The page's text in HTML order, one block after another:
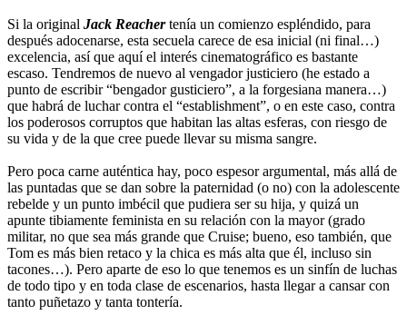
Si la original Jack Reachertenía un comienzo espléndido, para
después adocenarse, esta secuela carece de esa inicial (ni final…)
excelencia, así que aquí el interés cinematográfico es bastante
escaso. Tendremos de nuevo al vengador justiciero (he estado a
punto de escribir “bengador gusticiero”, a la forgesiana manera…)
que habrá de luchar contra el “establishment”, o en este caso, contra
los poderosos corruptos que habitan las altas esferas, con riesgo de
su vida y de la que cree puede llevar su misma sangre.
Pero poca carne auténtica hay, poco espesor argumental, más allá de
las puntadas que se dan sobre la paternidad (o no) con la adolescente
rebelde y un punto imbécil que pudiera ser su hija, y quizá un
apunte tibiamente feminista en su relación con la mayor (grado
militar, no que sea más grande que Cruise; bueno, eso también, que
Tom es más bien retaco y la chica es más alta que él, incluso sin
tacones…). Pero aparte de eso lo que tenemos es un sinfín de luchas
de todo tipo y en toda clase de escenarios, hasta llegar a cansar con
tanto puñetazo y tanta tontería.